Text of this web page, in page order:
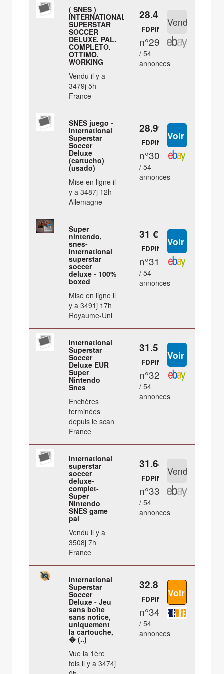
( SNES )
INTERNATIONAL
SUPERSTAR
SOCCER
DELUXE. PAL.
COMPLETO.
OTTIMO.
WORKING
Vendu il y a
3479j 5h
France
28.4 €
FDPIN
n°29
/ 54
annonces
SNES juego -
International
Superstar
Soccer
Deluxe
(cartucho)
(usado)
Mise en ligne il
y a 3487j 12h
Allemagne
28.99 €
FDPIN
n°30
/ 54
annonces
Super
nintendo,
snes-
international
superstar
soccer
deluxe - 100%
boxed
Mise en ligne il
y a 3491j 17h
Royaume-Uni
31 €
FDPIN
n°31
/ 54
annonces
International
Superstar
Soccer
Deluxe EUR
Super
Nintendo
Snes
Enchères
terminées
depuis le scan
France
31.5 €
FDPIN
n°32
/ 54
annonces
International
superstar
soccer
deluxe-
complet-
Super
Nintendo
SNES game
pal
Vendu il y a
3508j 7h
France
31.64 €
FDPIN
n°33
/ 54
annonces
International
Superstar
Soccer
Deluxe - Jeu
sans boîte
sans notice,
uniquement
la cartouche,
� (..)
Vue la 1ère
fois il y a 3474j
32.8 €
FDPIN
n°34
/ 54
annonces